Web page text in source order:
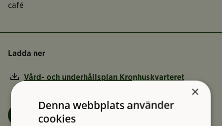
café
Ladda ner
Vård- och underhållsplan Kronhuskvarteret
Felanmälan
×
Denna webbplats använder
cookies